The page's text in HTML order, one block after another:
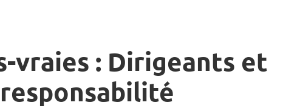
vraies : Dirigeants et